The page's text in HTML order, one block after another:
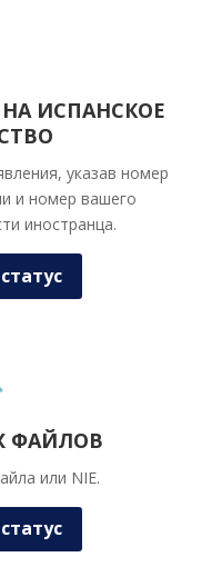
ИСПАНСКОЕ
указав номер
и номер вашего
иностранца.
ФАЙЛОВ
или NIE.